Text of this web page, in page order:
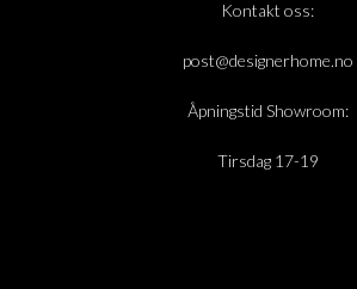
Kontakt oss:
post@designerhome.no
Åpningstid Showroom:
Tirsdag 17-19